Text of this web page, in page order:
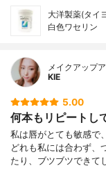
大洋製薬(タイ
白色ワセリン
メイクアップ
KIE
5.00
何本もリピートし
私は唇がとても敏感で
どれも私には合わず、
たり、ブツブツできて